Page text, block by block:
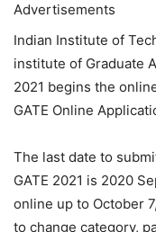
Advertisements
Indian Institute of
institute of Graduate
2021 begins the
GATE Online
The last date to
GATE 2021 is 2020
online up to October
to change category,